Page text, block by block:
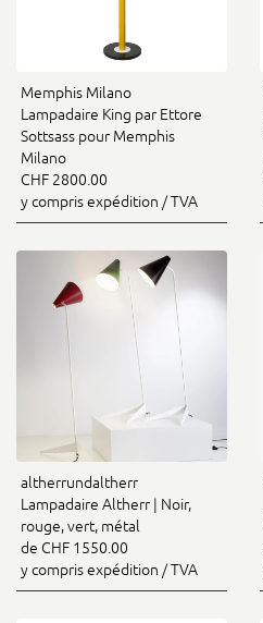
Memphis Milano
Lampadaire King par Ettore
Sottsass pour Memphis
Milano
CHF 2800.00
y compris expédition / TVA
altherrundaltherr
Lampadaire Altherr | Noir,
rouge, vert, métal
de CHF 1550.00
y compris expédition / TVA